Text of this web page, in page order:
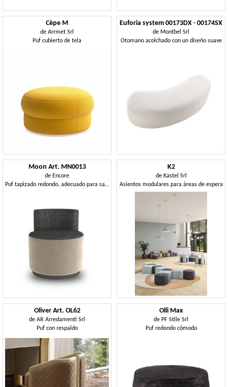
Cèpe M
de Arrmet Srl
Puf cubierto de tela
Euforia system 00173DX - 00174SX
de Montbel Srl
Otomano acolchado con un diseño suave
Moon Art. MN0013
de Encore
Puf tapizado redondo, adecuado para salones sofisticados y esenciales
K2
de Kastel Srl
Asientos modulares para áreas de espera
Oliver Art. OL62
de AR Arredamenti Srl
Puf con respaldo
Olli Max
de PF Stile Srl
Puf redondo cómodo